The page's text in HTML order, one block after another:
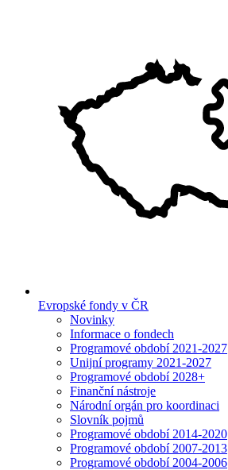
Evropské fondy v ČR
Novinky
Informace o fondech
Programové období 2021-2027
Unijní programy 2021-2027
Programové období 2028+
Finanční nástroje
Národní orgán pro koordinaci
Slovník pojmů
Programové období 2014-2020
Programové období 2007-2013
Programové období 2004-2006